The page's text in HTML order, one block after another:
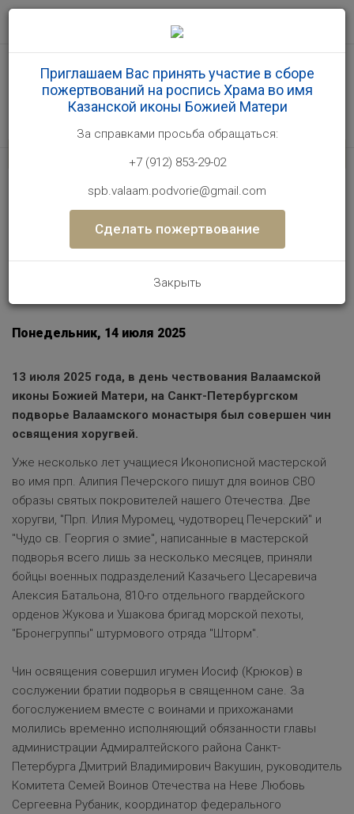
Главная
События
Торжественное освящение хоругвей, подготовленных
учащимися Иконописной мастерской подворья для
участников специальной военной операции
Торжественное освящение
хоругвей, подготовленных
учащимися Иконописной
мастерской подворья для
участников специальной военной
Понедельник, 14 июля 2025
13 июля 2025 года, в день чествования Валаамской
иконы Божией Матери, на Санкт-Петербургском
подворье Валаамского монастыря был совершен чин
освящения хоругвей.
Уже несколько лет учащиеся Иконописной мастерской
во имя прп. Алипия Печерского пишут для воинов СВО
образы святых покровителей нашего Отечества. Две
хоругви, "Прп. Илия Муромец, чудотворец Печерский" и
"Чудо св. Георгия о змие", написанные в мастерской
подворья всего лишь за несколько месяцев, приняли
бойцы военных подразделений Казачьего Цесаревича
Алексия Батальона, 810-го отдельного гвардейского
орденов Жукова и Ушакова бригад морской пехоты,
"Бронегруппы" штурмового отряда "Шторм".
Чин освящения совершил игумен Иосиф (Крюков) в
сослужении братии подворья в священном сане. За
богослужением вместе с воинами и прихожанами
молились временно исполняющий обязанности главы
администрации Адмиралтейского района Санкт-
Петербурга Дмитрий Владимирович Вакушин, руководитель
Комитета Семей Воинов Отечества на Неве Любовь
Сергеевна Рубаник, координатор федерального
Приглашаем Вас принять участие в сборе
пожертвований на роспись Храма во имя
Казанской иконы Божией Матери
За справками проcьба обращаться:
+7 (912) 853-29-02
spb.valaam.podvorie@gmail.com
Сделать пожертвование
Закрыть